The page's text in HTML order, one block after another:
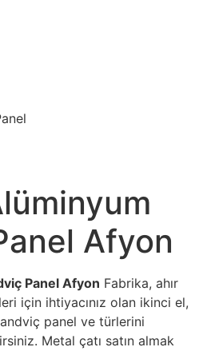
Afyon
Panel Afyon Fabrika, ahır
için ihtiyacınız olan ikinci el,
panel ve türlerini
Metal çatı satın almak